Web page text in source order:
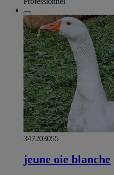
347203055
jeune oie blanche